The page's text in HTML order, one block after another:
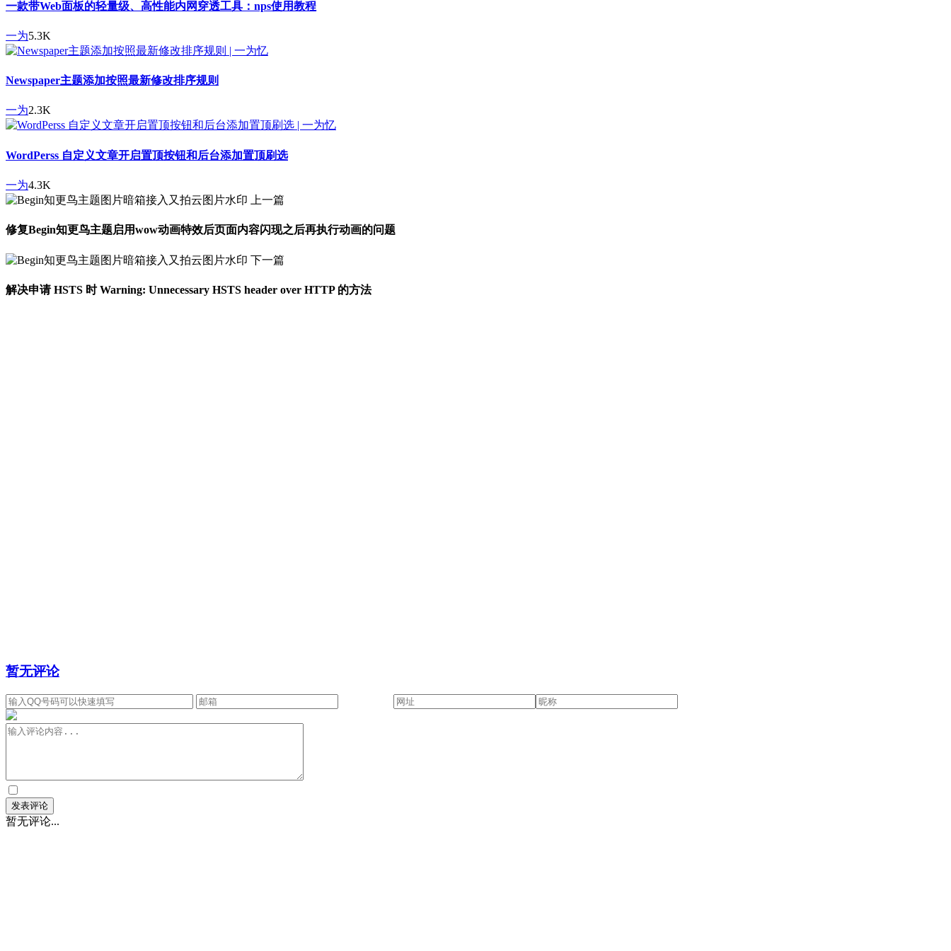
一款带Web面板的轻量级、高性能内网穿透工具：nps使用教程
一为5.3K
Newspaper主题添加按照最新修改排序规则
一为2.3K
WordPerss 自定义文章开启置顶按钮和后台添加置顶刷选
一为4.3K
上一篇
修复Begin知更鸟主题启用wow动画特效后页面内容闪现之后再执行动画的问题
下一篇
解决申请 HSTS 时 Warning: Unnecessary HSTS header over HTTP 的方法
暂无评论
暂无评论...